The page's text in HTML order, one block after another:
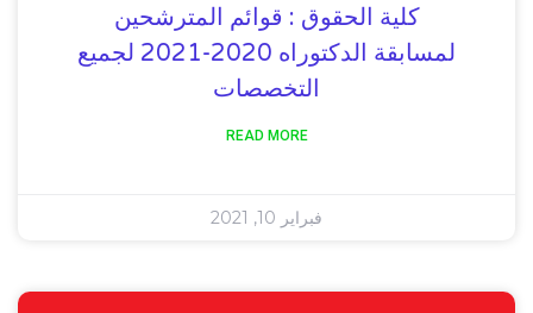
كلية الحقوق : قوائم المترشحين
لمسابقة الدكتوراه 2020-2021 لجميع
التخصصات
READ MORE
فبراير 10, 2021